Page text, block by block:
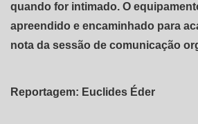
quando for intimado. O
apreendido e encaminhado para
nota da sessão de comunicação
Reportagem: Euclides Éder